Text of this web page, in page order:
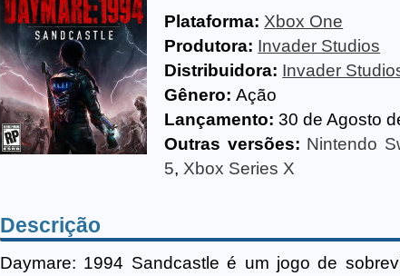
Plataforma: Xbox One
Produtora: Invader Studios
Distribuidora: Invader
Gênero: Ação
Lançamento: 30 de Agosto
Outras versões: Nintendo
5, Xbox Series X
Descrição
Daymare: 1994 Sandcastle é um jogo de